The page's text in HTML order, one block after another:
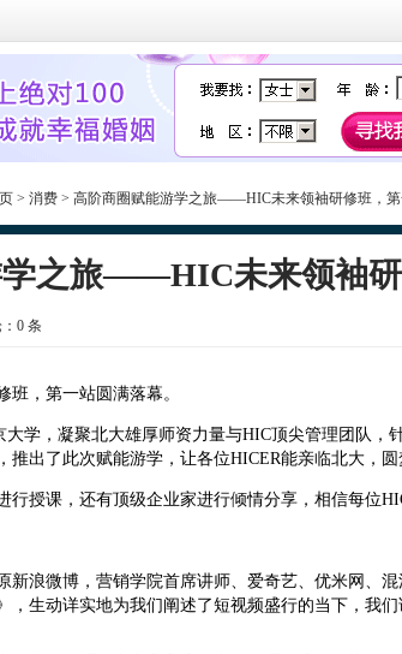
> 消费> 高阶商圈赋能游学之旅——HIC未来领袖研修班，第
之旅——HIC未来领袖
0 条
，第一站圆满落幕。
学，凝聚北大雄厚师资力量与HIC顶尖管理团队，
出了此次赋能游学，让各位HICER能亲临北大，圆
授课，还有顶级企业家进行倾情分享，相信每位
新浪微博，营销学院首席讲师、爱奇艺、优米网、
生动详实地为我们阐述了短视频盛行的当下，我们